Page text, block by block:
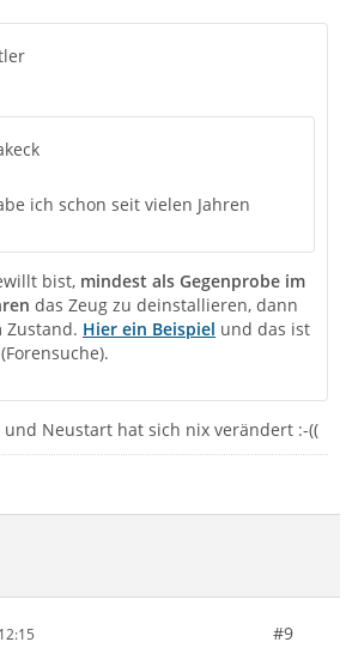
ich schon seit vielen Jahren
bist, mindest als Gegenprobe im
das Zeug zu deinstallieren, dann
Zustand. Hier ein Beispiel und das ist
Neustart hat sich nix verändert :-((
#9